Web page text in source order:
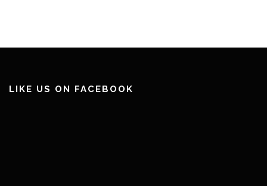
LIKE US ON FACEBOOK